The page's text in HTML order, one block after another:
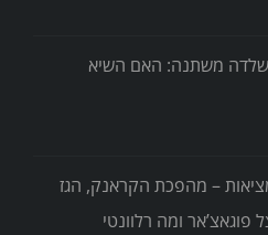
השלדה משתנה: האם השיא
למציאות – מהפכת הקראנק, הגז
ומה רלוונטי